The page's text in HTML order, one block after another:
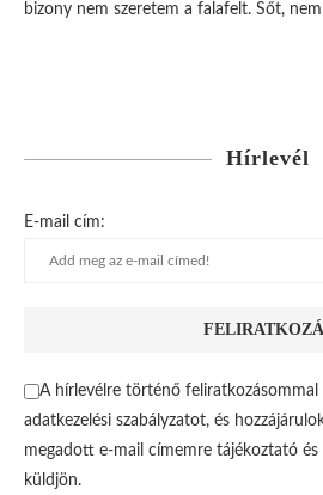
bizony nem szeretem a falafelt. Sőt,
Hírlevél
E-mail cím:
A hírlevélre történő feliratkozásommal
adatkezelési szabályzatot, és
megadott e-mail címemre tájékoztató
küldjön.